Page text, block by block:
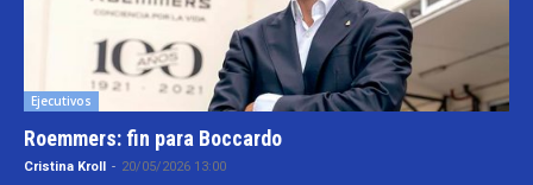
Ejecutivos
Roemmers: fin para Boccardo
Cristina Kroll - 20/05/2026 13:00